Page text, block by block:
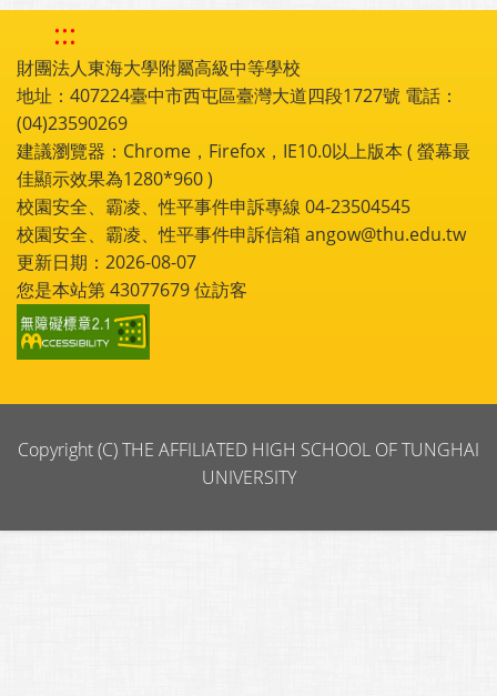
:::
財團法人東海大學附屬高級中等學校
地址：407224臺中市西屯區臺灣大道四段1727號 電話：
(04)23590269
建議瀏覽器：Chrome，Firefox，IE10.0以上版本 ( 螢幕最
佳顯示效果為1280*960 )
校園安全、霸凌、性平事件申訴專線 04-23504545
校園安全、霸凌、性平事件申訴信箱 angow@thu.edu.tw
更新日期：2026-08-07
您是本站第43077679位訪客
Copyright (C) THE AFFILIATED HIGH SCHOOL OF TUNGHAI
UNIVERSITY